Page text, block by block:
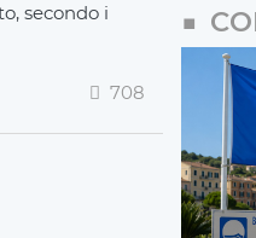
secondo i
708